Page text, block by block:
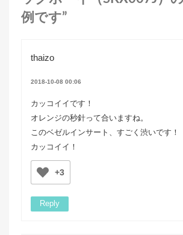
例です”
thaizo
2018-10-08 00:06
カッコイイです！
オレンジの秒針って合いますね。
このベゼルインサート、すごく渋いです！
カッコイイ！
+3
Reply